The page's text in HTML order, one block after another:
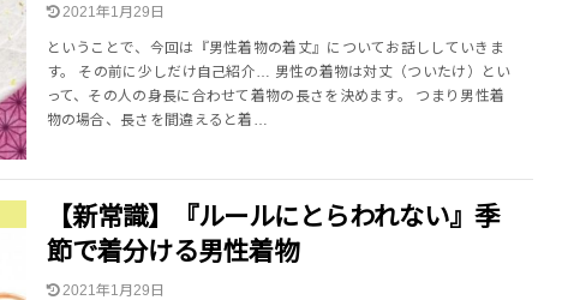
2021年1月29日
ということで、今回は『男性着物の着丈』についてお話ししていきま
す。 その前に少しだけ自己紹介… 男性の着物は対丈（ついたけ）とい
って、その人の身長に合わせて着物の長さを決めます。 つまり男性着
物の場合、長さを間違えると着…
【新常識】『ルールにとらわれない』季
節で着分ける男性着物
2021年1月29日